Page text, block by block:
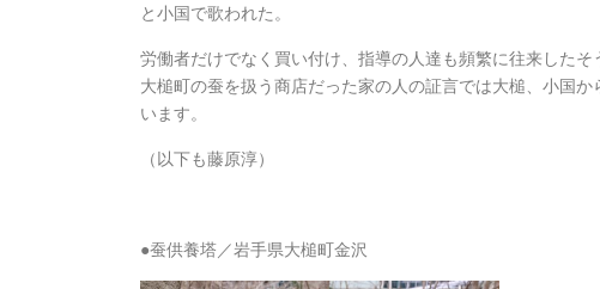
と小国で歌われた。
労働者だけでなく買い付け、指導の人達も頻繁に往来したそ
大槌町の蚕を扱う商店だった家の人の証言では大槌、小国
います。
（以下も藤原淳）
●蚕供養塔／岩手県大槌町金沢